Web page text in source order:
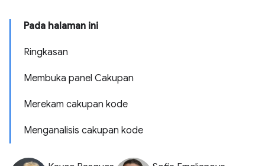
Pada halaman ini
Ringkasan
Membuka panel Cakupan
Merekam cakupan kode
Menganalisis cakupan kode